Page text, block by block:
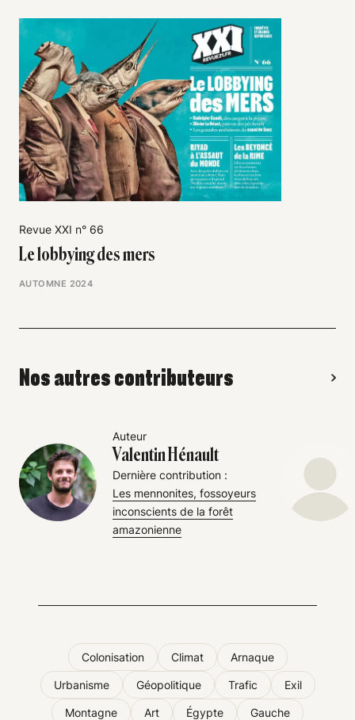
Revue XXI n° 66
Le lobbying des mers
AUTOMNE 2024
Nos autres contributeurs
Auteur
Valentin Hénault
Dernière contribution :
Les mennonites, fossoyeurs
inconscients de la forêt
amazonienne
Colonisation Climat Arnaque
Urbanisme Géopolitique Trafic Exil
Montagne Art Égypte Gauche